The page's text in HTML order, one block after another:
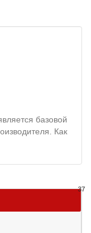
базовой
Как
37